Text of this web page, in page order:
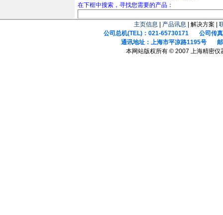
在下框中搜索，寻找您需要的产品：
主页信息 产品讯息 | 解决方案 |
公司总机(TEL)：021-65730171 公司传真
通讯地址：上海市平凉路1195号 邮
本网站版权所有 © 2007 上海精密仪